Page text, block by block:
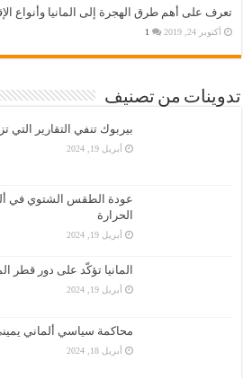
تعرف على أهم طرق الهجرة إلى المانيا وأنواع
أكتوبر 24, 2019 1
تدوينات من تصنيف
بيربوك تنفي التقارير التي
أبريل 19, 2024
عودة الطقس الشتوي في
الحرارة
أبريل 19, 2024
المانيا تؤكّد على دور
أبريل 19, 2024
محاكمة سياسي ألماني
أبريل 18, 2024